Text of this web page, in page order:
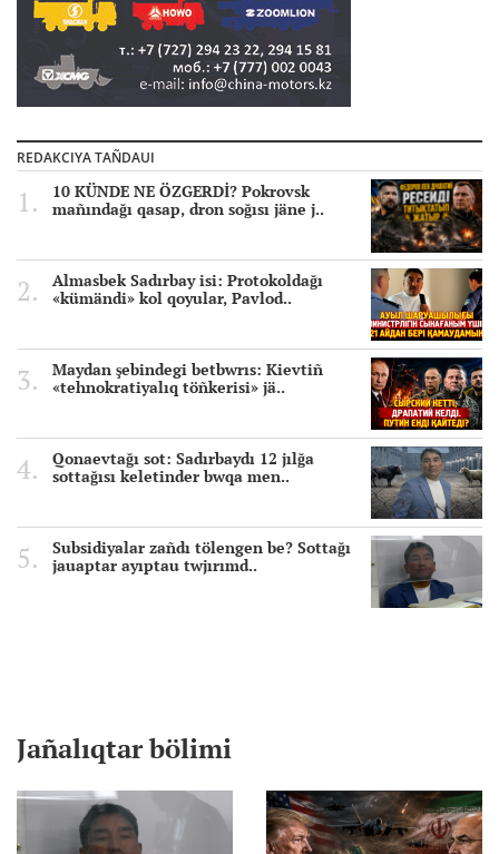
REDAKCIYA TAÑDAUI
10 KÜNDE NE ÖZGERDİ? Pokrovsk
mañındağı qasap, dron soğısı jäne j..
Almasbek Sadırbay isi: Protokoldağı
«kümändi» kol qoyular, Pavlod..
Maydan şebindegi betbwrıs: Kievtiñ
«tehnokratiyalıq töñkerisi» jä..
Qonaevtağı sot: Sadırbaydı 12 jılğa
sottağısı keletinder bwqa men..
Subsidiyalar zañdı tölengen be? Sottağı
jauaptar ayıptau twjırımd..
Jañalıqtar bölimi